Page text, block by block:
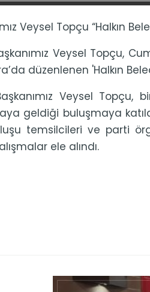
Veysel Topçu “Halkın
Veysel Topçu,
düzenlenen 'Halkın
Veysel
geldiği buluşmaya
temsilcileri ve parti
ele alındı.